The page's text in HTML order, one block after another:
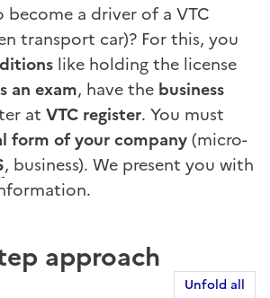
a driver of a VTC
transport car)? For this, you
like holding the license
an exam, have the business
at VTC register. You must
form of your company(micro-
, business). We present you with
approach
Unfold all